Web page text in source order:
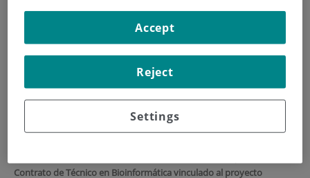
CONVOCATORIA para
contrato de Técnico
Bioinformático
TÍTULO: Técnico Bioinformática,
Departamento de Genética y
Contrato de Técnico en Bioinformática vinculado al proyecto
Settings
Reject
Accept